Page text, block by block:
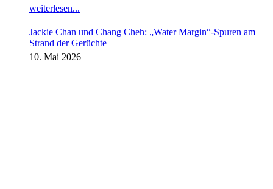
weiterlesen...
Jackie Chan und Chang Cheh: „Water Margin“-Spuren am
Strand der Gerüchte
10. Mai 2026